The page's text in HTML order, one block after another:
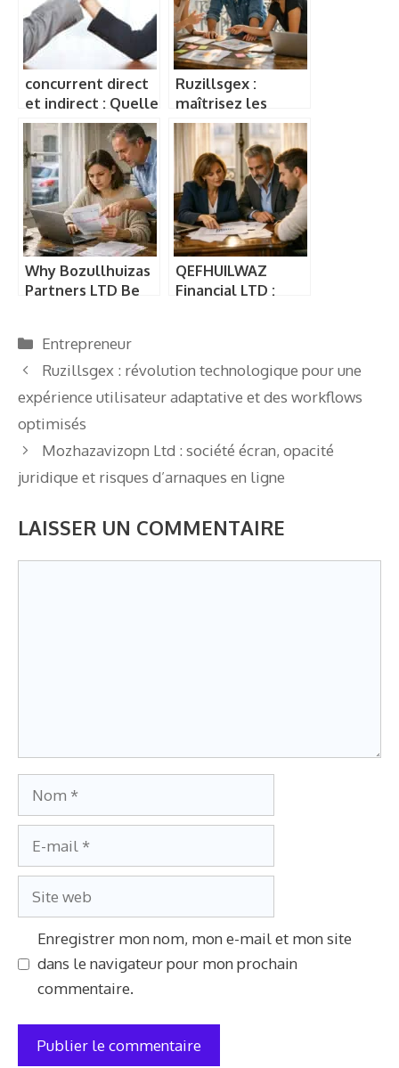
concurrent direct
et indirect : Quelle
diférence ?
Ruzillsgex :
maîtrisez les
secrets d’une
stratégie
gagnante
Why Bozullhuizas
Partners LTD Be
compte négatif et
démasquer une
entreprise
fantôme
QEFHUILWAZ
Financial LTD :
hautement
spécialisé
Catégories
Entrepreneur
Ruzillsgex : révolution technologique pour une
expérience utilisateur adaptative et des workflows
optimisés
Mozhazavizopn Ltd : société écran, opacité
juridique et risques d’arnaques en ligne
LAISSER UN COMMENTAIRE
Nom
mail
Site
web
Enregistrer mon nom, mon e-mail et mon site
dans le navigateur pour mon prochain
commentaire.